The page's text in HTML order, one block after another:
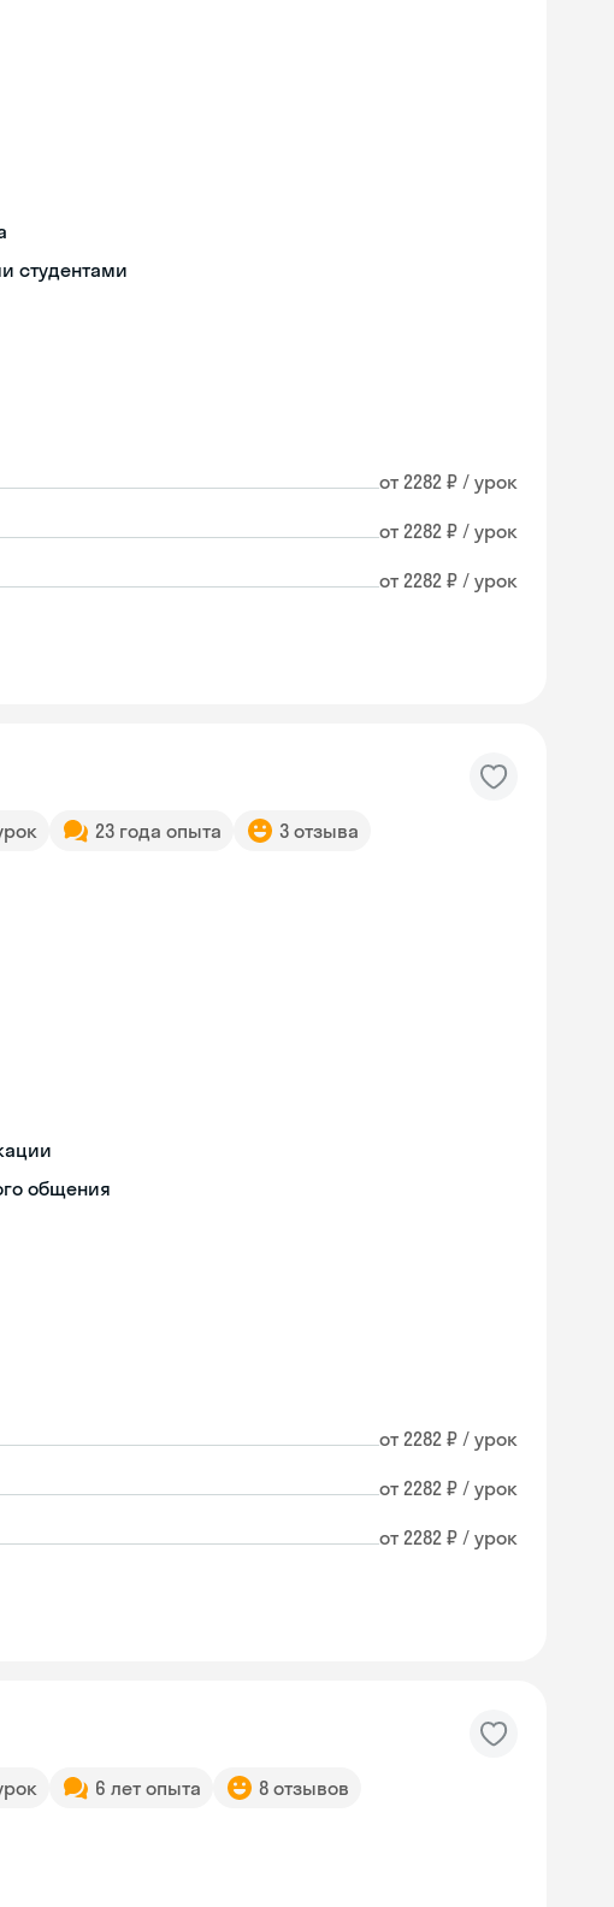
студентами
от 2282 ₽ / урок
от 2282 ₽ / урок
от 2282 ₽ / урок
23 года опыта 3 отзыва
общения
от 2282 ₽ / урок
от 2282 ₽ / урок
от 2282 ₽ / урок
6 лет опыта 8 отзывов